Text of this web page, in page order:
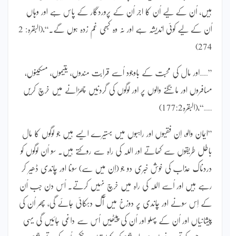
ہیں، اُن کے لیے اُن کا اجر اُن کے پروردگار کے پاس ہے اور وہاں
اُن کے لیے کوئی اندیشہ ہے اور نہ وہ کبھی غم زدہ ہوں گے۔“،(البقرہ: 2
274)
”……اور مال کی محبت کے باوجود اُسے قرابت مندوں، یتیموں، مسکینوں،
مسافروں اور مانگنے والوں پر اور لوگوں کی گردنیں چھڑانے میں خرچ کریں
……“،(البقرہ177:2)
”ایمان والو، اِن فقیہوں اور راہبوں میں بہتیرے ایسے ہیں جو لوگوں کا مال
باطل طریقوں سے کھاتے اور اللہ کی راہ سے روکتے ہیں۔ سو اُن لوگوں کو
دردناک عذاب کی خوش خبری دو جو (اِن میں سے) سونا اور چاندی ڈھیر کر
رہے ہیں اور اُسے اللہ کی راہ میں خرچ نہیں کرتے۔ اُس دن جب اُن
کے اِس سونے اور چاندی پر دوزخ میں آگ دہکائی جائے گی، پھر اُن کی
پیشانیاں اور اُن کے پہلو اور اُن کی پیٹھیں اُس سے داغی جائیں گی یہی